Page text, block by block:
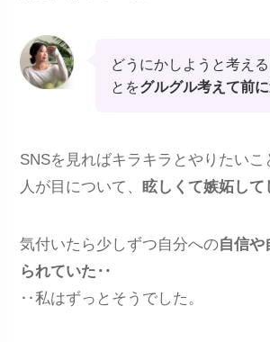
どうにかしようと考え
とをグルグル考えて前
SNSを見ればキラキラとやりたいこ
人が目について、 眩しくて嫉妬して
気付いたら少しずつ自分への自信や
られていた‥
‥私はずっとそうでした。